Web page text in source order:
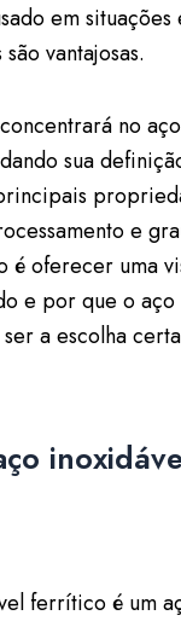
em situações
vantajosas.
no
sua
e
é oferecer uma
e por que o
a escolha
ferrítico é um